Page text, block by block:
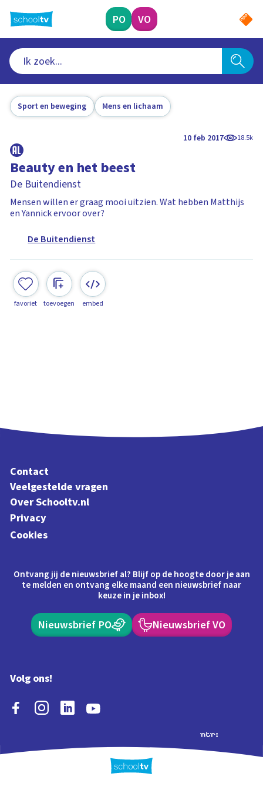
naar
hoofdinhoud
PO VO
Sport en beweging Mens en lichaam
10 feb 2017 18.5k
Beauty en het beest
De Buitendienst
Mensen willen er graag mooi uitzien. Wat hebben Matthijs
en Yannick ervoor over?
De Buitendienst
favoriet toevoegen embed
Contact
Veelgestelde vragen
Over Schooltv.nl
Privacy
Cookies
Ontvang jij de nieuwsbrief al? Blijf op de hoogte door je aan
te melden en ontvang elke maand een nieuwsbrief naar
keuze in je inbox!
Nieuwsbrief PO Nieuwsbrief VO
Volg ons!